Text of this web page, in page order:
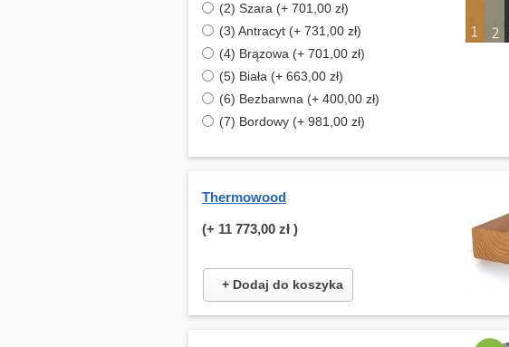
(2) Szara (+ 701,00 zł)
(3) Antracyt (+ 731,00 zł)
(4) Brązowa (+ 701,00 zł)
(5) Biała (+ 663,00 zł)
(6) Bezbarwna (+ 400,00 zł)
(7) Bordowy (+ 981,00 zł)
Thermowood
(+ 11 773,00 zł )
+ Dodaj do koszyka